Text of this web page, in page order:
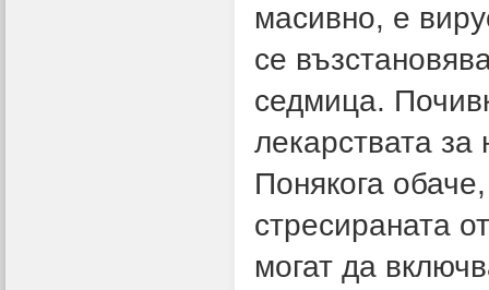
масивно, е
се
седмица.
лекарствата за
Понякога
стресираната
могат да